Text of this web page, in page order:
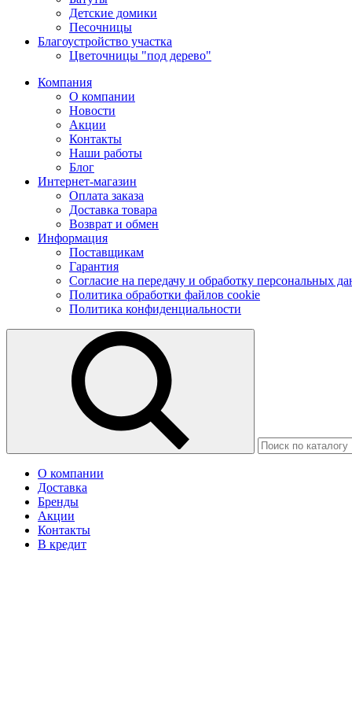
Детские домики
Песочницы
Благоустройство участка
Цветочницы "под дерево"
Компания
О компании
Новости
Акции
Контакты
Наши работы
Блог
Интернет-магазин
Оплата заказа
Доставка товара
Возврат и обмен
Информация
Поставщикам
Гарантия
Согласие на передачу и обработку персональных
Политика обработки файлов cookie
Политика конфиденциальности
О компании
Доставка
Бренды
Акции
Контакты
В кредит